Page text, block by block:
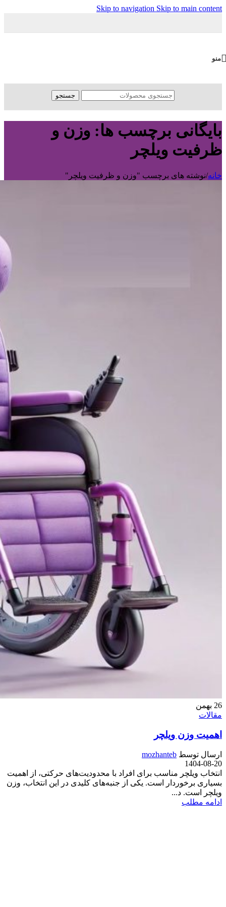
Skip to navigation Skip to main content
منو
جستجو
بایگانی برچسب ها: وزن و
ظرفیت ویلچر
خانه/نوشته های برچسب "وزن و ظرفیت ویلچر"
26 بهمن
مقالات
اهمیت وزن ویلچر
ارسال توسط mozhanteb
1404-08-20
انتخاب ویلچر مناسب برای افراد با محدودیت‌های حرکتی، از اهمیت
بسیاری برخوردار است. یکی از جنبه‌های کلیدی در این انتخاب، وزن
ویلچر است. د...
ادامه مطلب